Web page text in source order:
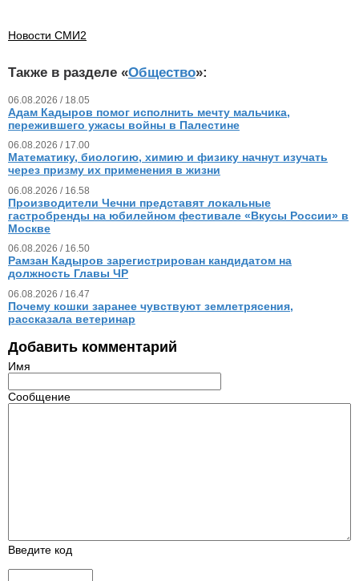
Новости СМИ2
Также в разделе «Общество»:
06.08.2026 / 18.05
Адам Кадыров помог исполнить мечту мальчика,
пережившего ужасы войны в Палестине
06.08.2026 / 17.00
Математику, биологию, химию и физику начнут изучать
через призму их применения в жизни
06.08.2026 / 16.58
Производители Чечни представят локальные
гастробренды на юбилейном фестивале «Вкусы России» в
Москве
06.08.2026 / 16.50
Рамзан Кадыров зарегистрирован кандидатом на
должность Главы ЧР
06.08.2026 / 16.47
Почему кошки заранее чувствуют землетрясения,
рассказала ветеринар
Добавить комментарий
Имя
Сообщение
Введите код